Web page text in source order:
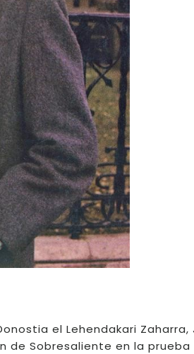
el Lehendakari Zaharra,
de Sobresaliente en la prueba